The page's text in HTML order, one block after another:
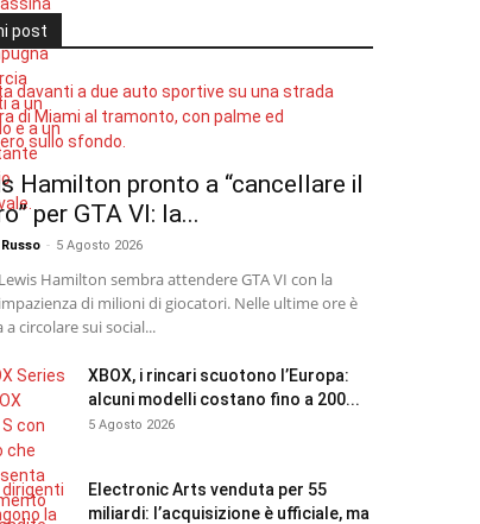
post
Hamilton pronto a “cancellare il
per GTA VI: la...
- 5 Agosto 2026
Hamilton sembra attendere GTA VI con la
di milioni di giocatori. Nelle ultime ore è
circolare sui social...
XBOX, i rincari scuotono l’Europa:
alcuni modelli costano fino a 200...
5 Agosto 2026
Electronic Arts venduta per 55
miliardi: l’acquisizione è ufficiale, ma